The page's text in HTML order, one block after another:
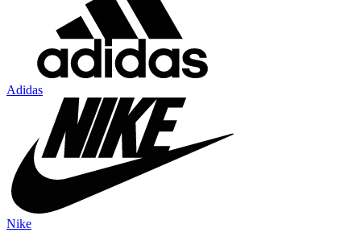
Adidas
Nike